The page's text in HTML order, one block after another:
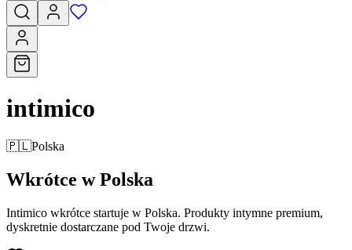
intimico
🇵🇱Polska
Wkrótce w Polska
Intimico wkrótce startuje w Polska. Produkty intymne premium,
dyskretnie dostarczane pod Twoje drzwi.